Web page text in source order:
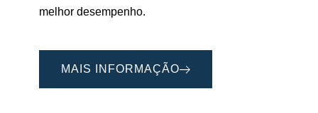
melhor desempenho.
MAIS INFORMAÇÃO